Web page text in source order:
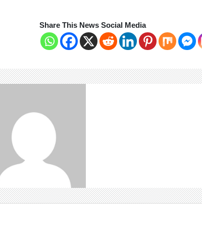
Share This News Social Media